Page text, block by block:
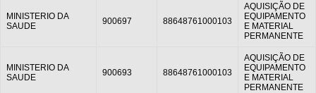
REDECKER
MINISTERIO DA
SAUDE
900697 88648761000103
AQUISIÇÃO DE
EQUIPAMENTO
E MATERIAL
PERMANENTE
MINISTERIO DA
SAUDE
900693 88648761000103
AQUISIÇÃO DE
EQUIPAMENTO
E MATERIAL
PERMANENTE